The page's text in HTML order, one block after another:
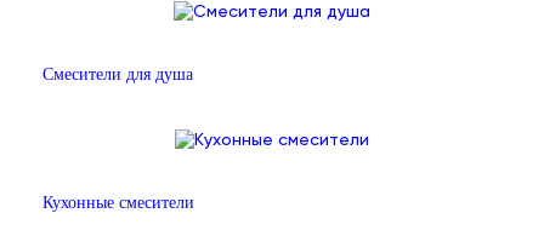
Смесители для душа
Кухонные смесители